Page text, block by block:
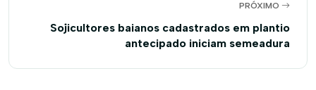
PRÓXIMO
Sojicultores baianos cadastrados em plantio
antecipado iniciam semeadura